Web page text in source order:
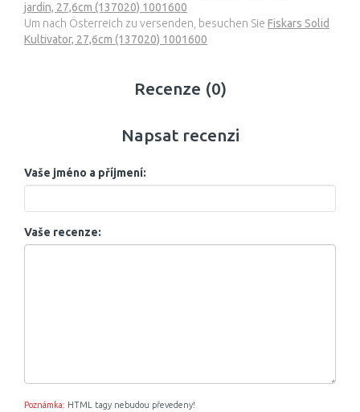
jardin, 27,6cm (137020) 1001600
Um nach Österreich zu versenden, besuchen Sie Fiskars Solid
Kultivator, 27,6cm (137020) 1001600
Recenze (0)
Napsat recenzi
Vaše jméno a příjmení:
Vaše recenze:
Poznámka: HTML tagy nebudou převedeny!